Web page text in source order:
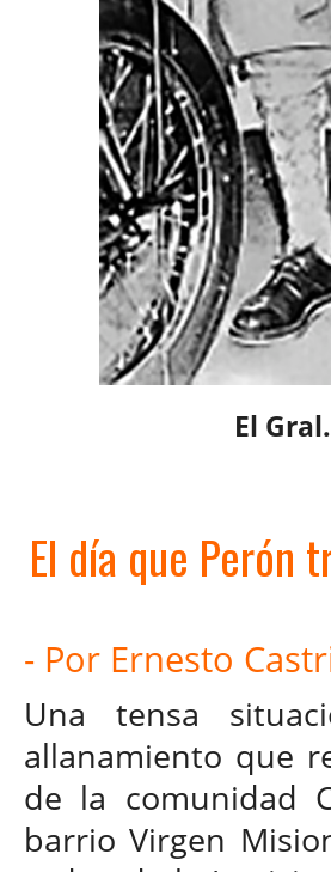
El
El día que Perón
- Por Ernesto
Una tensa
allanamiento que
de la comunidad
barrio Virgen